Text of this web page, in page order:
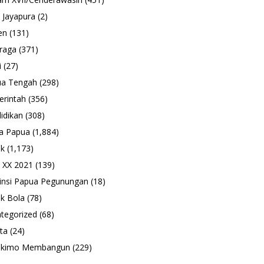
(2)
(131)
(371)
(27)
Tengah (298)
(356)
(308)
Papua (1,884)
(1,173)
2021 (139)
Papua Pegunungan (18)
Bola (78)
(68)
(24)
Membangun (229)